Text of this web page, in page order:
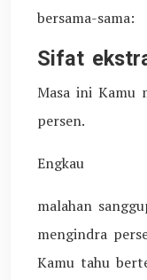
bersama-sama:
Sifat
Masa ini Kamu
persen.
Engkau
malahan
mengindra
Kamu tahu